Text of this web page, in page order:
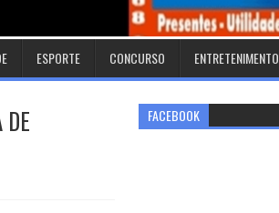
ESPORTE CONCURSO ENTRETENIMENTO
FACEBOOK